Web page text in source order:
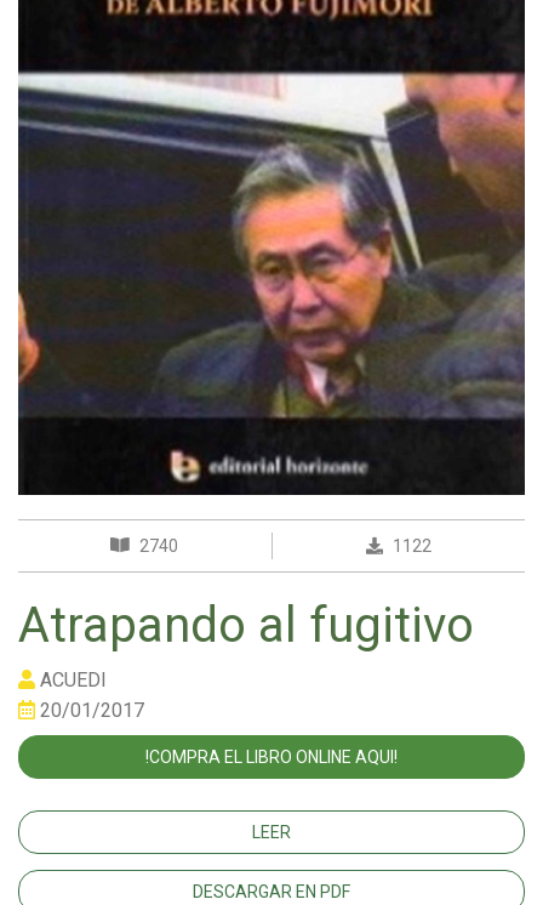
2740 1122
Atrapando al fugitivo
ACUEDI
20/01/2017
!COMPRA EL LIBRO ONLINE AQUI!
LEER
DESCARGAR EN PDF